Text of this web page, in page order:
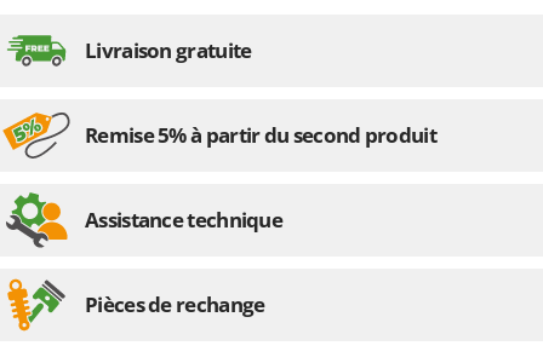
Effeuilleuses pour olives
Électropompes pour la maison et le jardin
Enrouleurs de filets pour olives
Épépineuses
Campagnola
Castelgarden
Char-Broil
Clementi
Livraison gratuite
Remise 5% à partir du second produit
Assistance technique
Pièces de rechange